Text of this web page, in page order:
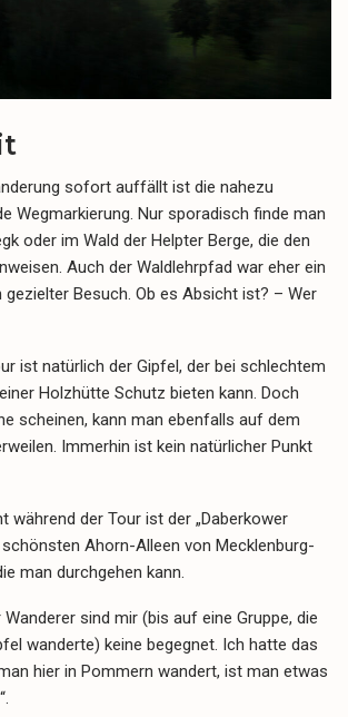
sofort auffällt ist die nahezu
Wegmarkierung. Nur sporadisch finde man
oder im Wald der Helpter Berge, die den
Auch der Waldlehrpfad war eher ein
Besuch. Ob es Absicht ist? – Wer
ist natürlich der Gipfel, der bei schlechtem
Holzhütte Schutz bieten kann. Doch
scheinen, kann man ebenfalls auf dem
Immerhin ist kein natürlicher Punkt
während der Tour ist der „Daberkower
schönsten Ahorn-Alleen von Mecklenburg-
man durchgehen kann.
sind mir (bis auf eine Gruppe, die
wanderte) keine begegnet. Ich hatte das
hier in Pommern wandert, ist man etwas